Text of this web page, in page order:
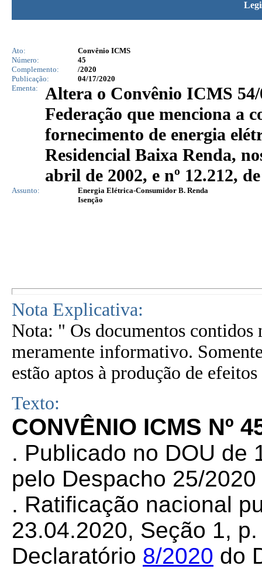
Ato:
Convênio ICMS
Número:
45
Complemento:
/2020
Publicação:
04/17/2020
Ementa:
Altera o Convênio ICMS
Federação que menciona a
fornecimento de energia
Residencial Baixa Renda,
abril de 2002, e nº 12.212,
Assunto:
Energia Elétrica-Consumidor B. Renda
Isenção
Nota Explicativa:
Nota: " Os documentos contidos
meramente informativo.
estão aptos à produção de
Texto:
CONVÊNIO ICMS Nº
. Publicado no DOU de
pelo Despacho 25/
. Ratificação nacional
23.04.2020, Seção 1,
Declaratório 8/2020 do